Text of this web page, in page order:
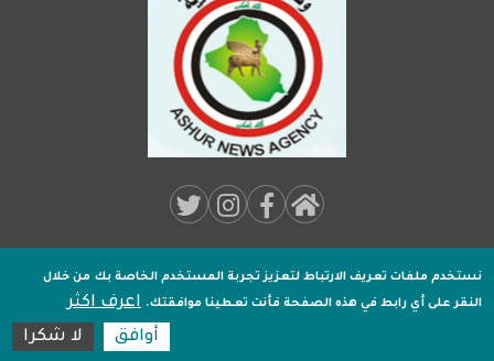
10:54:23
Media:
Footer
جميـع الحقوق محفوظة لـوكالة اشور الاخبارية2020 .
نستخدم ملفات تعريف الارتباط لتعزيز تجربة المستخدم الخاصة بك من خلال
النقر على أي رابط في هذه الصفحة فأنت تعطينا موافقتك. اعرف اكثر
أوافق
لا شكرا